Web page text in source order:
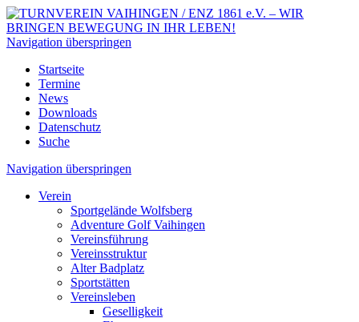
Navigation überspringen
Startseite
Termine
News
Downloads
Datenschutz
Suche
Navigation überspringen
Verein
Sportgelände Wolfsberg
Adventure Golf Vaihingen
Vereinsführung
Vereinsstruktur
Alter Badplatz
Sportstätten
Vereinsleben
Geselligkeit